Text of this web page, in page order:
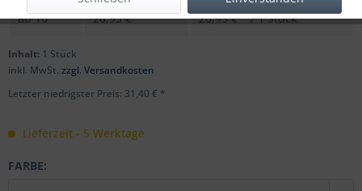
ab10 26,95 € * 26,95 € * / 1 Stück
Inhalt: 1 Stück
inkl. MwSt. zzgl. Versandkosten
Letzter niedrigster Preis: 31,40 € *
Lieferzeit - 5 Werktage
FARBE: